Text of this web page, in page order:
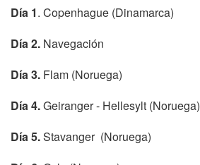
Día 1. Copenhague (Dinamarca)
Día 2. Navegación
Día 3. Flam (Noruega)
Día 4.Geiranger - Hellesylt (Noruega)
Día 5.Stavanger (Noruega)